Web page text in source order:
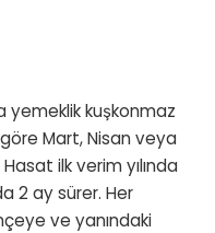
yemeklik kuşkonmaz
Mart, Nisan veya
ilk verim yılında
2 ay sürer. Her
ve yanındaki